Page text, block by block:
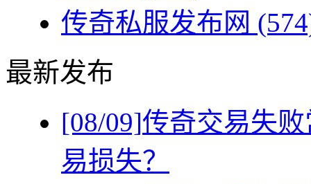
传奇私服发布网
最新发布
[08/09]传奇交易失
易损失？